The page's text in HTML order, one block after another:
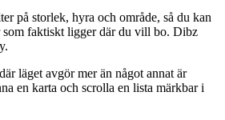
på storlek, hyra och område, så du kan
som faktiskt ligger där du vill bo. Dibz
läget avgör mer än något annat är
en karta och scrolla en lista märkbar i